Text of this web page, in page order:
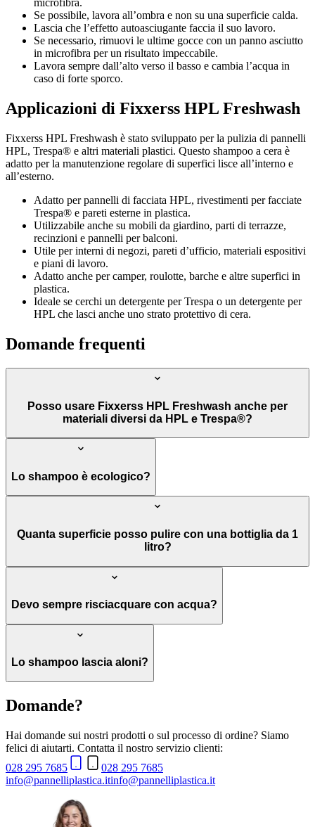
microfibra.
Se possibile, lavora all’ombra e non su una superficie calda.
Lascia che l’effetto autoasciugante faccia il suo lavoro.
Se necessario, rimuovi le ultime gocce con un panno asciutto
in microfibra per un risultato impeccabile.
Lavora sempre dall’alto verso il basso e cambia l’acqua in
caso di forte sporco.
Applicazioni di Fixxerss HPL Freshwash
Fixxerss HPL Freshwash è stato sviluppato per la pulizia di pannelli
HPL, Trespa® e altri materiali plastici. Questo shampoo a cera è
adatto per la manutenzione regolare di superfici lisce all’interno e
all’esterno.
Adatto per pannelli di facciata HPL, rivestimenti per facciate
Trespa® e pareti esterne in plastica.
Utilizzabile anche su mobili da giardino, parti di terrazze,
recinzioni e pannelli per balconi.
Utile per interni di negozi, pareti d’ufficio, materiali espositivi
e piani di lavoro.
Adatto anche per camper, roulotte, barche e altre superfici in
plastica.
Ideale se cerchi un detergente per Trespa o un detergente per
HPL che lasci anche uno strato protettivo di cera.
Domande frequenti
Posso usare Fixxerss HPL Freshwash anche per
materiali diversi da HPL e Trespa®?
Lo shampoo è ecologico?
Quanta superficie posso pulire con una bottiglia da 1
litro?
Devo sempre risciacquare con acqua?
Lo shampoo lascia aloni?
Domande?
Hai domande sui nostri prodotti o sul processo di ordine? Siamo
felici di aiutarti. Contatta il nostro servizio clienti:
028 295 7685
028 295 7685
info@pannelliplastica.itinfo@pannelliplastica.it